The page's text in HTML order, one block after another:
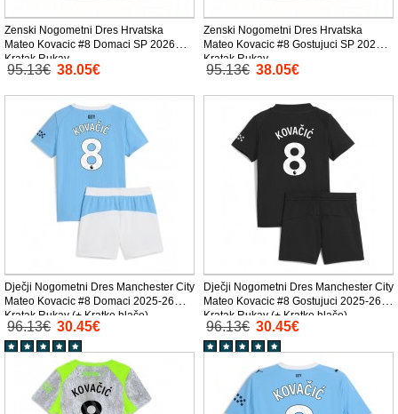
Zenski Nogometni Dres Hrvatska
Mateo Kovacic #8 Domaci SP 2026
Kratak Rukav
95.13€ 38.05€
Zenski Nogometni Dres Hrvatska
Mateo Kovacic #8 Gostujuci SP 2026
Kratak Rukav
95.13€ 38.05€
Dječji Nogometni Dres Manchester City
Mateo Kovacic #8 Domaci 2025-26
Kratak Rukav (+ Kratke hlače)
96.13€ 30.45€
Dječji Nogometni Dres Manchester City
Mateo Kovacic #8 Gostujuci 2025-26
Kratak Rukav (+ Kratke hlače)
96.13€ 30.45€